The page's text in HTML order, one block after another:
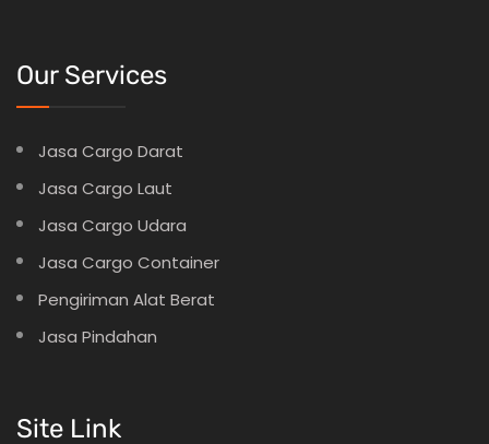
Our Services
Jasa Cargo Darat
Jasa Cargo Laut
Jasa Cargo Udara
Jasa Cargo Container
Pengiriman Alat Berat
Jasa Pindahan
Site Link